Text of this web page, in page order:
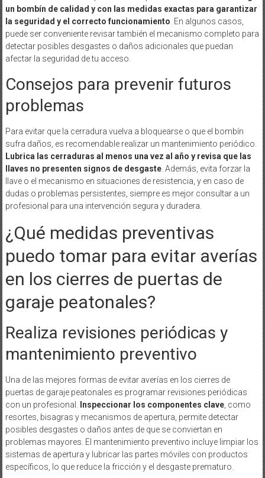
un bombín de calidad y con las medidas exactas para garantizar
la seguridad y el correcto funcionamiento. En algunos casos,
puede ser conveniente revisar también el mecanismo completo para
detectar posibles desgastes o daños adicionales que puedan
afectar la seguridad de tu acceso.
Consejos para prevenir futuros
problemas
Para evitar que la cerradura vuelva a bloquearse o que el bombín
sufra daños, es recomendable realizar un mantenimiento periódico.
Lubrica las cerraduras al menos una vez al año y revisa que las
llaves no presenten signos de desgaste. Además, evita forzar la
llave o el mecanismo en situaciones de resistencia, y en caso de
dudas o problemas persistentes, siempre es mejor consultar a un
profesional para una intervención segura y duradera.
¿Qué medidas preventivas
puedo tomar para evitar averías
en los cierres de puertas de
garaje peatonales?
Realiza revisiones periódicas y
mantenimiento preventivo
Una de las mejores formas de evitar averías en los cierres de
puertas de garaje peatonales es programar revisiones periódicas
con un profesional. Inspeccionar los componentes clave, como
resortes, bisagras y mecanismos de apertura, permite detectar
posibles desgastes o daños antes de que se conviertan en
problemas mayores. El mantenimiento preventivo incluye limpiar los
sistemas de apertura y lubricar las partes móviles con productos
específicos, lo que reduce la fricción y el desgaste prematuro.